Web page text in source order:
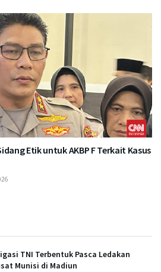
Etik untuk AKBP F Terkait Kasus
TNI Terbentuk Pasca Ledakan
Munisi di Madiun